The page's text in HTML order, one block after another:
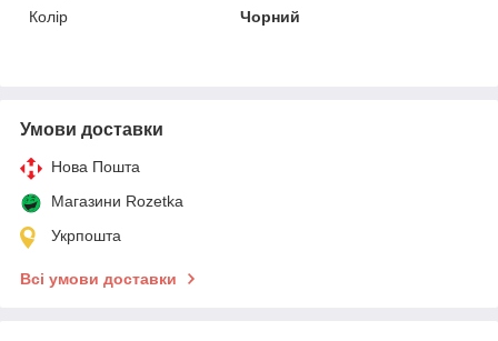
Колір
Чорний
Умови доставки
Нова Пошта
Магазини Rozetka
Укрпошта
Всі умови доставки